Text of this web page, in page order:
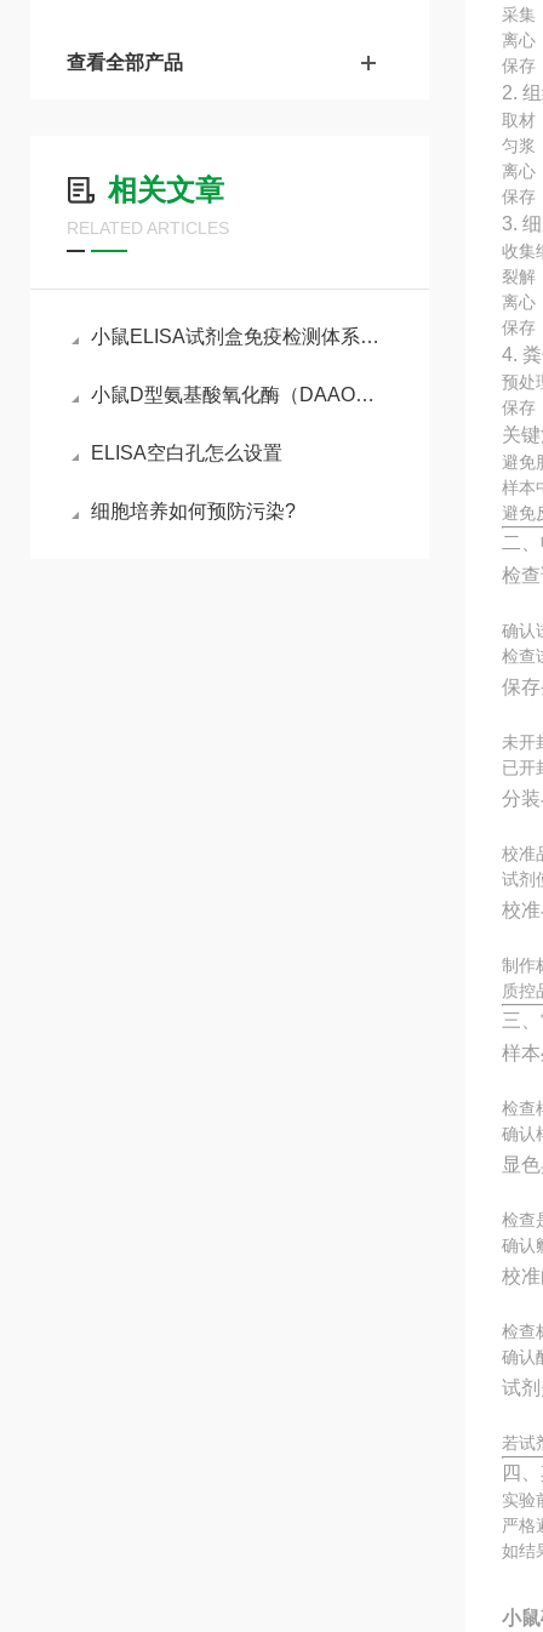
查看全部产品
相关文章
RELATED ARTICLES
小鼠ELISA试剂盒免疫检测体系与动物模型实验实操指南
小鼠D型氨基酸氧化酶（DAAO）ELISA试剂盒参考说明书
ELISA空白孔怎么设置
细胞培养如何预防污染?
采集
离心
保存
2.
取材
匀浆
离心
保存
3.
收集
裂解
离心
保存
4.
预处
保存
关
避免
样本
避免
二
检
确认
检查
保
未开
已开
分
校准
试剂
校
制作
质控
三
样
检查
确认
显
检查
确认
校
检查
确认
试
若试
四
实验
严格
如结
小